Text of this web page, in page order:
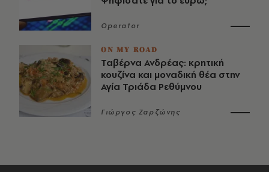
Operator
ON MY ROAD
Ταβέρνα Ανδρέας: κρητική
κουζίνα και μοναδική θέα στην
Αγία Τριάδα Ρεθύμνου
Γιώργος Ζαρζώνης